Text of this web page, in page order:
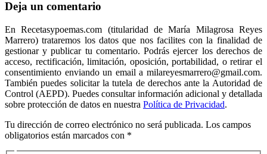
Deja un comentario
En Recetasypoemas.com (titularidad de María Milagrosa Reyes
Marrero) trataremos los datos que nos facilites con la finalidad de
gestionar y publicar tu comentario. Podrás ejercer los derechos de
acceso, rectificación, limitación, oposición, portabilidad, o retirar el
consentimiento enviando un email a milareyesmarrero@gmail.com.
También puedes solicitar la tutela de derechos ante la Autoridad de
Control (AEPD). Puedes consultar información adicional y detallada
sobre protección de datos en nuestra Política de Privacidad.
Tu dirección de correo electrónico no será publicada. Los campos
obligatorios están marcados con *